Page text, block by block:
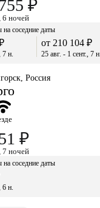
₽
6 ночей
соседние даты
7 н.
от 210 104 ₽
25 авг. - 1 сент., 7 н.
Россия
₽
7 ночей
соседние даты
6 н.